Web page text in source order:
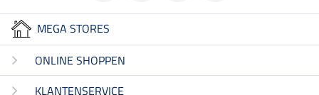
MEGA STORES
ONLINE SHOPPEN
KLANTENSERVICE